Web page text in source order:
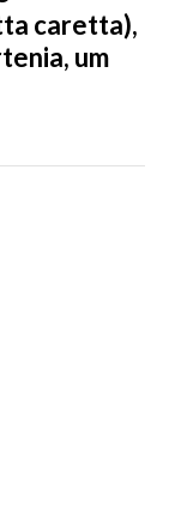
caretta),
um